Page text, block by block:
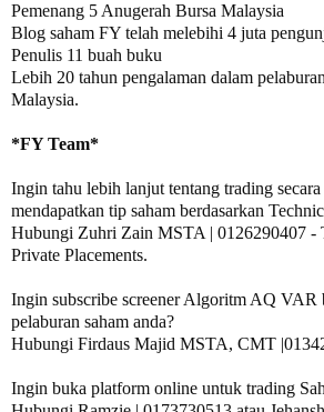
Pemenang 5 Anugerah Bursa Malaysia
Blog saham FY telah melebihi 4 juta
Penulis 11 buah buku
Lebih 20 tahun pengalaman dalam
Malaysia.
Ingin tahu lebih lanjut tentang trading
mendapatkan tip saham berdasarkan
Hubungi Zuhri Zain MSTA | 0126290407 -
Private Placements.
Ingin subscribe screener Algoritm AQ VAR
pelaburan saham anda?
Hubungi Firdaus Majid MSTA, CMT
Ingin buka platform online untuk trading